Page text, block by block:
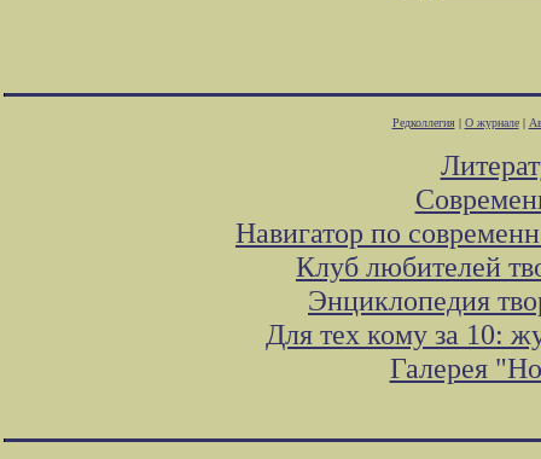
Редколлегия| О журнале|
Навигатор по
Клуб любителей
Энциклопедия
Для тех кому за 10:
Галерея